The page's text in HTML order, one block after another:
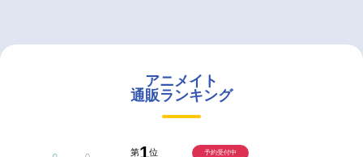
アニメイト
通販ランキング
第1位 予約受付中